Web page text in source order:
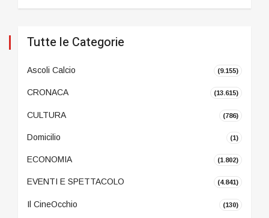
Tutte le Categorie
Ascoli Calcio (9.155)
CRONACA (13.615)
CULTURA (786)
Domicilio (1)
ECONOMIA (1.802)
EVENTI E SPETTACOLO (4.841)
Il CineOcchio (130)